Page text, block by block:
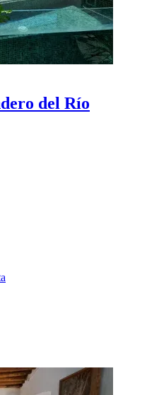
del Río